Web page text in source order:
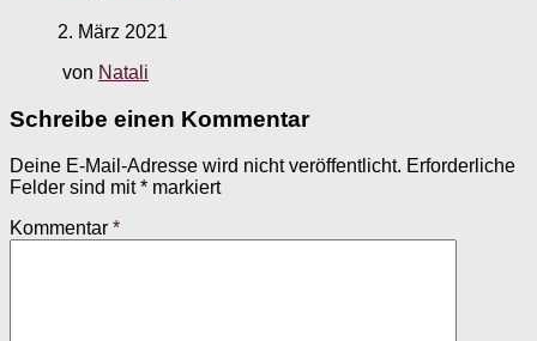
2. März 2021
von Natali
Schreibe einen Kommentar
Deine E-Mail-Adresse wird nicht veröffentlicht. Erforderliche
Felder sind mit* markiert
Kommentar *